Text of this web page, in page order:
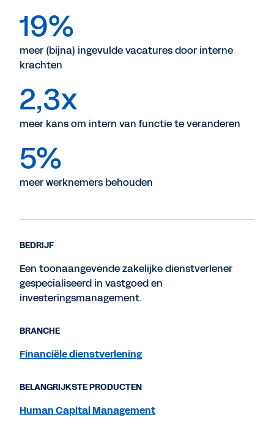
19%
meer (bijna) ingevulde vacatures door interne
krachten
2,3x
meer kans om intern van functie te veranderen
5%
meer werknemers behouden
BEDRIJF
Een toonaangevende zakelijke dienstverlener
gespecialiseerd in vastgoed en
investeringsmanagement.
BRANCHE
Financiële dienstverlening
BELANGRIJKSTE PRODUCTEN
Human Capital Management